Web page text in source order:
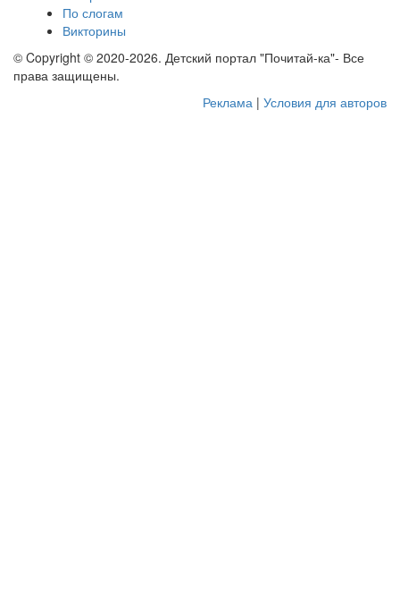
По слогам
Викторины
© Copyright © 2020-2026. Детский портал "Почитай-ка"- Все
права защищены.
Реклама | Условия для авторов